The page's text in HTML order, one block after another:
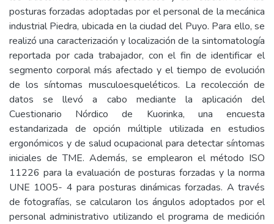
posturas forzadas adoptadas por el personal de la mecánica
industrial Piedra, ubicada en la ciudad del Puyo. Para ello, se
realizó una caracterización y localización de la sintomatología
reportada por cada trabajador, con el fin de identificar el
segmento corporal más afectado y el tiempo de evolución
de los síntomas musculoesqueléticos. La recolección de
datos se llevó a cabo mediante la aplicación del
Cuestionario Nórdico de Kuorinka, una encuesta
estandarizada de opción múltiple utilizada en estudios
ergonómicos y de salud ocupacional para detectar síntomas
iniciales de TME. Además, se emplearon el método ISO
11226 para la evaluación de posturas forzadas y la norma
UNE 1005- 4 para posturas dinámicas forzadas. A través
de fotografías, se calcularon los ángulos adoptados por el
personal administrativo utilizando el programa de medición